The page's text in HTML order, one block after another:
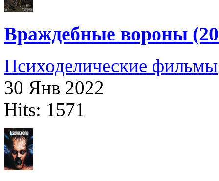
Враждебные вороны
Психоделические фильмы
30 Янв 2022
Hits: 1571